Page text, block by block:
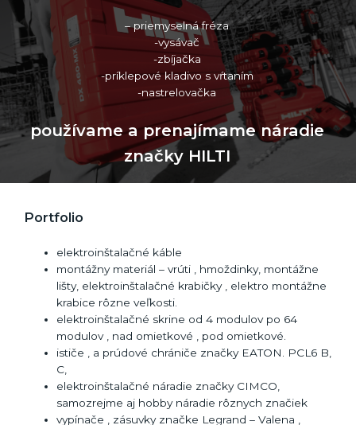
– priemyselná fréza
-vysávač
-zbíjačka
-príklepové kladivo s vŕtaním
-nastrelovačka
používame a prenajímame náradie
značky HILTI
Portfolio
elektroinštalačné káble
montážny materiál – vrúti , hmoždinky, montážne
lišty, elektroinštalačné krabičky , elektro montážne
krabice rôzne veľkosti.
elektroinštalačné skrine od 4 modulov po 64
modulov , nad omietkové , pod omietkové.
ističe , a prúdové chrániče značky EATON. PCL6 B,
C,
elektroinštalačné náradie značky CIMCO,
samozrejme aj hobby náradie rôznych značiek
vypínače , zásuvky značke Legrand – Valena ,